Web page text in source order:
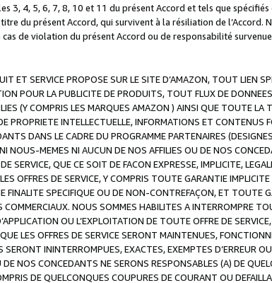
3, 4, 5, 6, 7, 8, 10 et 11 du présent Accord et tels que
du présent Accord, qui survivent à la résiliation de l’Accord.
de violation du présent Accord ou de responsabilité
ET SERVICE PROPOSE SUR LE SITE D’AMAZON, TOUT LIEN
POUR LA PUBLICITE DE PRODUITS, TOUT FLUX DE
(Y COMPRIS LES MARQUES AMAZON ) AINSI QUE TOUTE LA
PROPRIETE INTELLECTUELLE, INFORMATIONS ET CONTENUS
DANS LE CADRE DU PROGRAMME PARTENAIRES
NOUS-MEMES NI AUCUN DE NOS AFFILIES OU DE NOS
SERVICE, QUE CE SOIT DE FACON EXPRESSE, IMPLICITE,
OFFRES DE SERVICE, Y COMPRIS TOUTE GARANTIE
FINALITE SPECIFIQUE OU DE NON-CONTREFAÇON, ET TOUTE
NOUS SOMMES HABILITES A INTERROMPRE
OU L’EXPLOITATION DE TOUTE OFFRE DE
LES OFFRES DE SERVICE SERONT MAINTENUES,
SERONT ININTERROMPUES, EXACTES, EXEMPTES D’ERREUR
NOS CONCEDANTS NE SERONS RESPONSABLES (A) DE
DE QUELCONQUES COUPURES DE COURANT OU